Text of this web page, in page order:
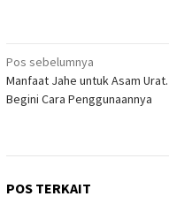
Navigasi
pos
Pos sebelumnya
Manfaat Jahe untuk Asam Urat.
Begini Cara Penggunaannya
POS TERKAIT